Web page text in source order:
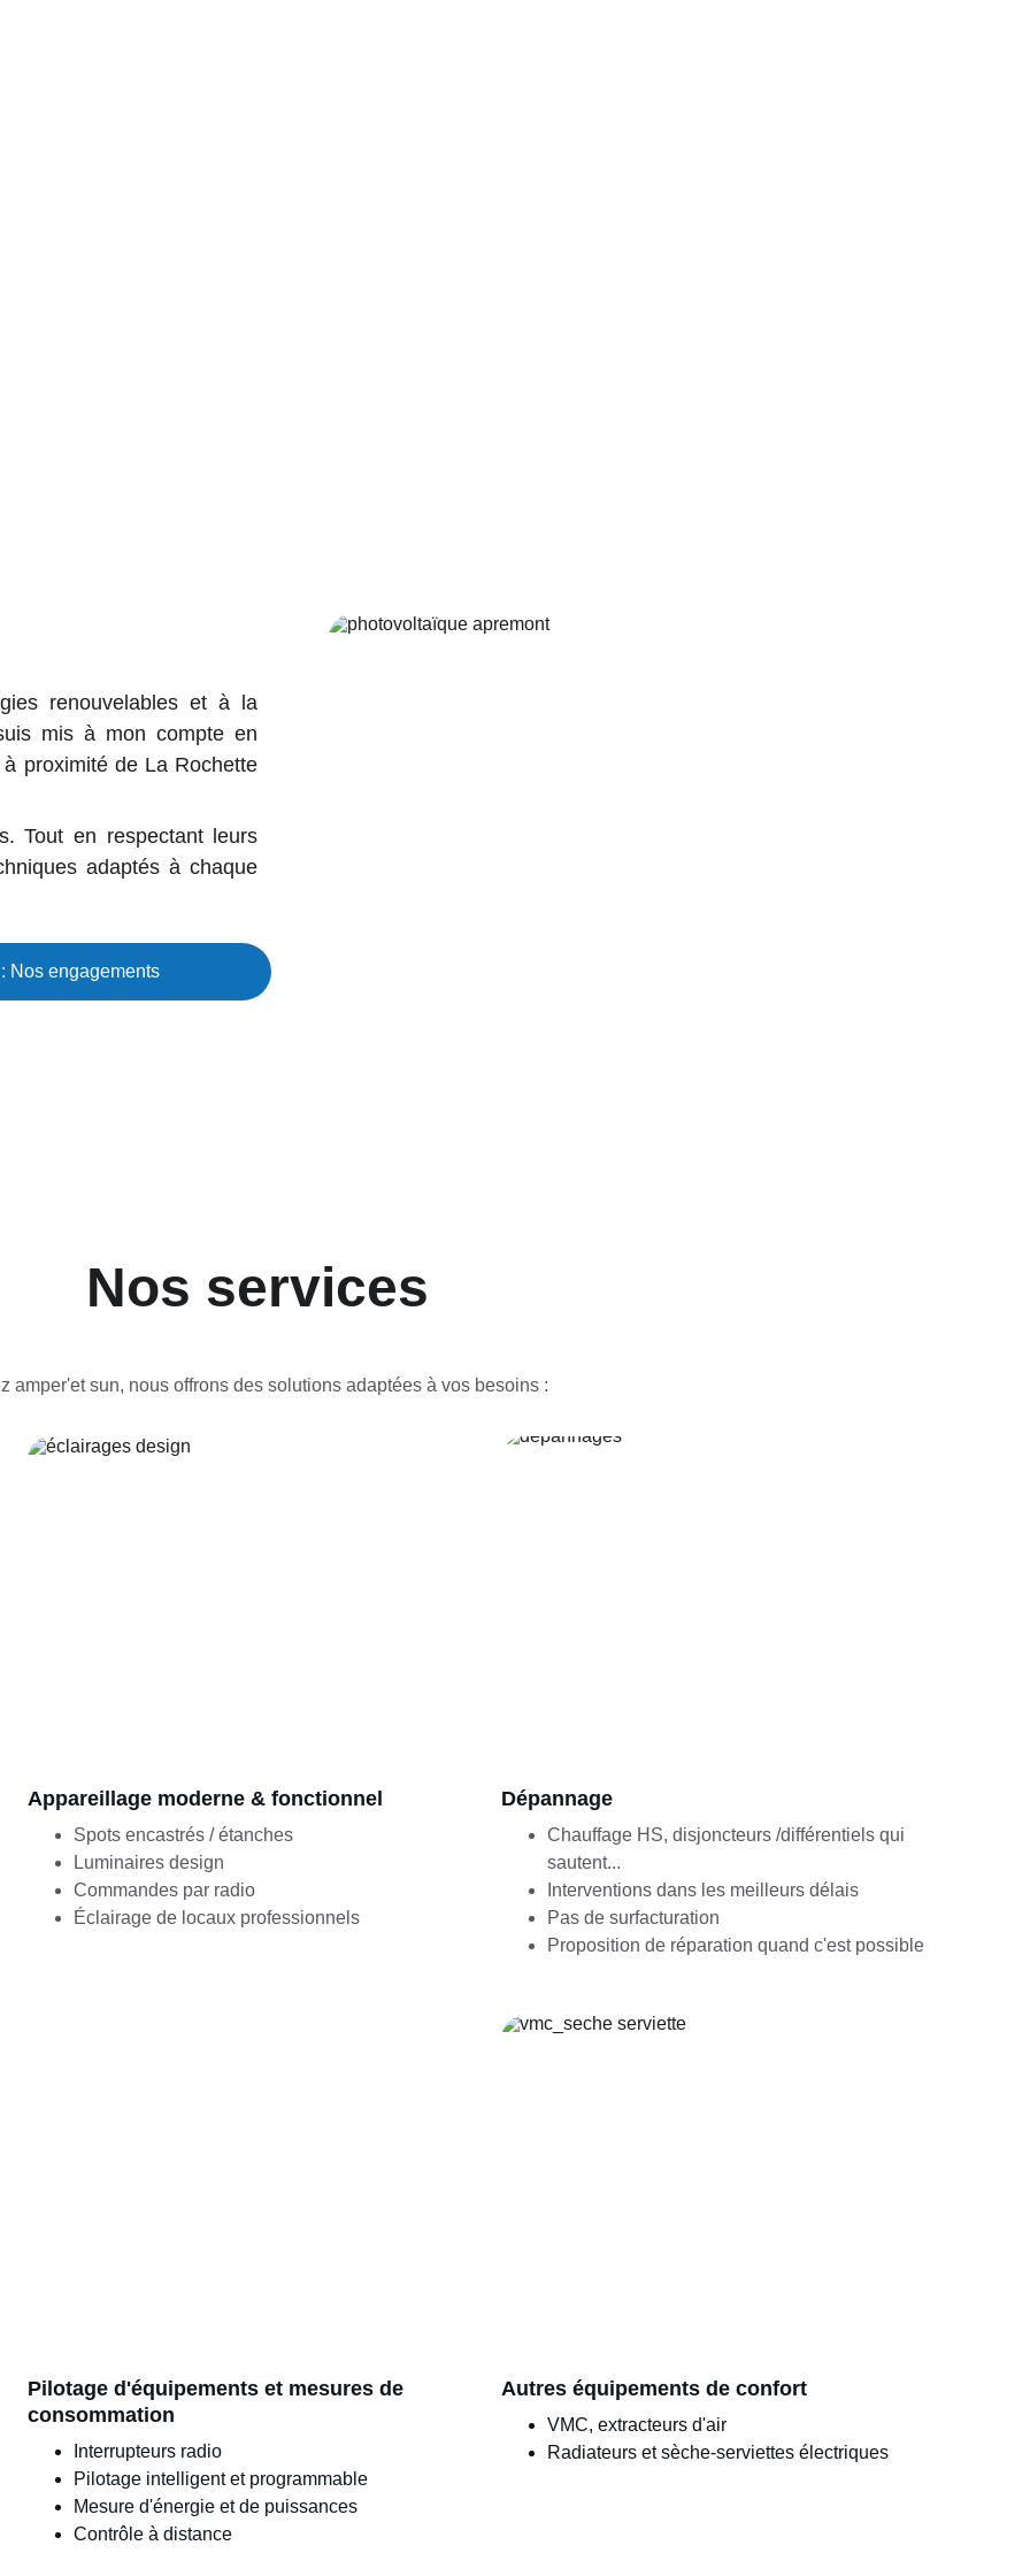
renouvelables et à la
mis à mon compte en
proximité de La Rochette
Tout en respectant leurs
adaptés à chaque
Nos engagements
Nos services
amper'et sun, nous offrons des solutions adaptées à vos besoins :
Appareillage moderne & fonctionnel
Spots encastrés / étanches
Luminaires design
Commandes par radio
Éclairage de locaux professionnels
Dépannage
Chauffage HS, disjoncteurs /différentiels qui
sautent...
Interventions dans les meilleurs délais
Pas de surfacturation
Proposition de réparation quand c'est possible
Pilotage d'équipements et mesures de
consommation
Interrupteurs radio
Pilotage intelligent et programmable
Mesure d'énergie et de puissances
Contrôle à distance
Autres équipements de confort
VMC, extracteurs d'air
Radiateurs et sèche-serviettes électriques